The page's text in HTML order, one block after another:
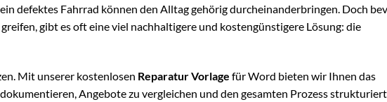
defektes Fahrrad können den Alltag gehörig durcheinanderbringen. Doch
gibt es oft eine viel nachhaltigere und kostengünstigere Lösung: die
Mit unserer kostenlosen Reparatur Vorlage für Word bieten wir Ihnen das
Angebote zu vergleichen und den gesamten Prozess